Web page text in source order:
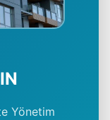
Yönetim